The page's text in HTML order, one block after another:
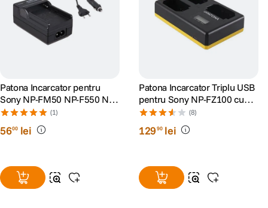
Patona Incarcator pentru
Sony NP-FM50 NP-F550 NP-
F750 NP-F970
(1)
5600 lei
Patona Incarcator Triplu USB
pentru Sony NP-FZ100 cu
Cablu tip C 8.4V
(8)
12990 lei